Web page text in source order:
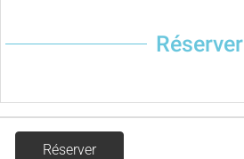
Réserver
Réserver